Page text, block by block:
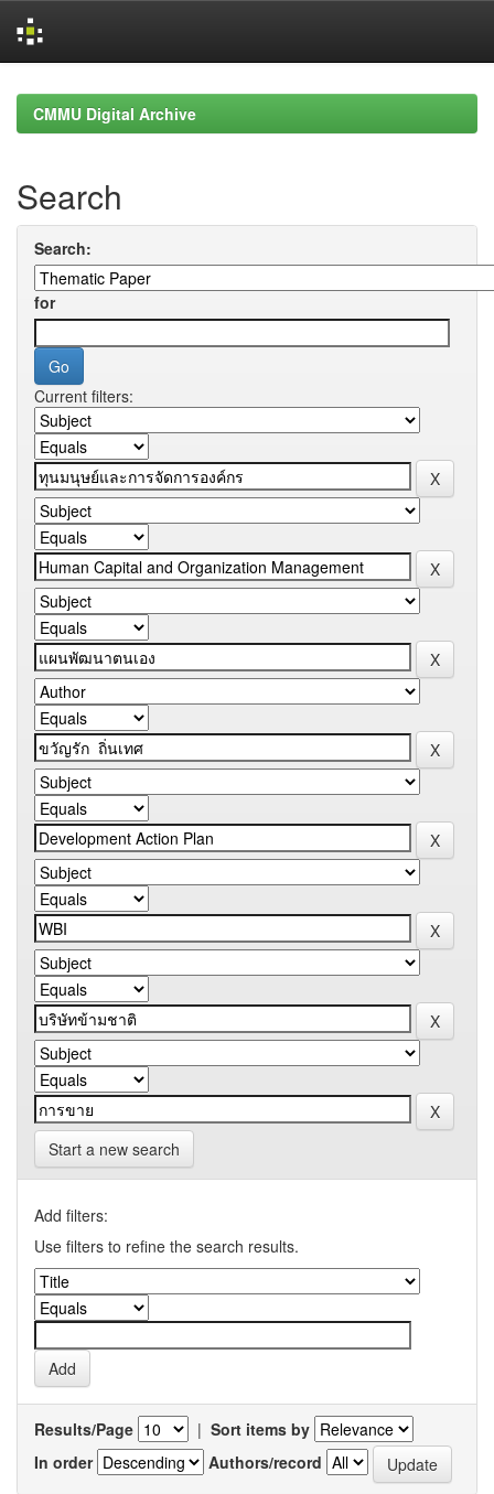
navigationCMMU Digital Archive
Search
Search:
for
Current filters:
Start a new search
Add filters:
Use filters to refine the search results.
Results/Page | Sort items by
In order
Authors/record